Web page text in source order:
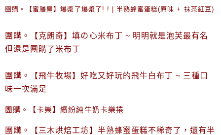
團購。【蜜膳屋】爆漿了爆漿了! ! | 半熟蜂蜜蛋糕(原味 + 抹茶紅豆)
團購。【克朗奇】填の心米布丁 ~ 明明就是泡芙最有名
但還是團購了米布丁
團購。【飛牛牧場】好吃又好玩的飛牛白布丁 ~ 三種口
味一次滿足
團購。【卡樂】繽紛純牛奶卡樂捲
團購。【三木烘焙工坊】半熟蜂蜜蛋糕不稀奇了，還有半